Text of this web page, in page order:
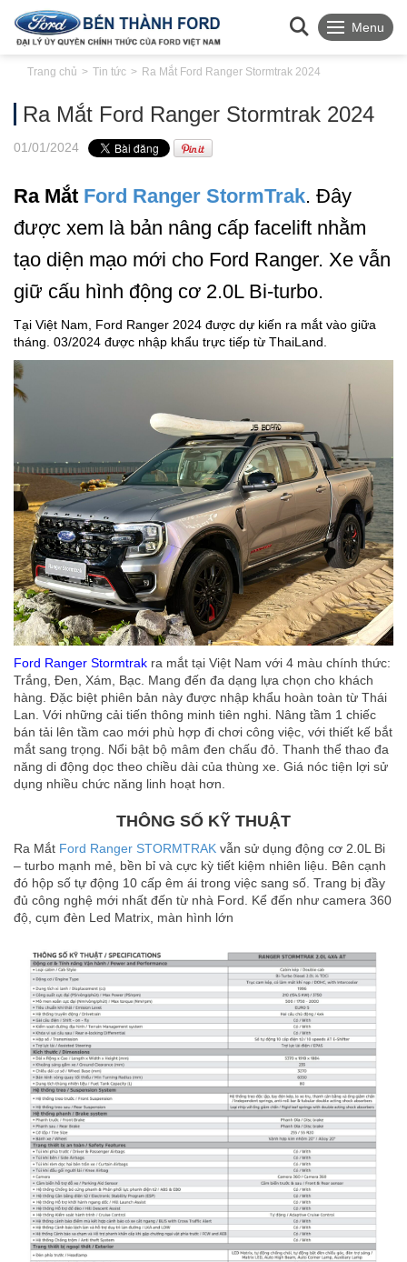
Menu
Trang chủ Tin tức Ra Mắt Ford Ranger Stormtrak 2024
Ra Mắt Ford Ranger Stormtrak 2024
01/01/2024
Ra Mắt Ford Ranger StormTrak. Đây
được xem là bản nâng cấp facelift nhằm
tạo diện mạo mới cho Ford Ranger. Xe vẫn
giữ cấu hình động cơ 2.0L Bi-turbo.
Tại Việt Nam, Ford Ranger 2024 được dự kiến ra mắt vào giữa
tháng. 03/2024 được nhập khẩu trực tiếp từ ThaiLand.
Ford Ranger Stormtrak ra mắt tại Việt Nam với 4 màu chính thức:
Trắng, Đen, Xám, Bạc. Mang đến đa dạng lựa chọn cho khách
hàng. Đặc biệt phiên bản này được nhập khẩu hoàn toàn từ Thái
Lan. Với những cải tiến thông minh tiên nghi. Nâng tầm 1 chiếc
bán tải lên tầm cao mới phù hợp đi chơi công việc, với thiết kế bắt
mắt sang trọng. Nổi bật bộ mâm đen chấu đỏ. Thanh thể thao đa
năng di động dọc theo chiều dài của thùng xe. Giá nóc tiện lợi sử
dụng nhiều chức năng linh hoạt hơn.
THÔNG SỐ KỸ THUẬT
Ra Mắt Ford Ranger STORMTRAK vẫn sử dụng động cơ 2.0L Bi
– turbo mạnh mẻ, bền bỉ và cực kỳ tiết kiệm nhiên liệu. Bên cạnh
đó hộp số tự động 10 cấp êm ái trong việc sang số. Trang bị đầy
đủ công nghệ mới nhất đến từ nhà Ford. Kể đến như camera 360
độ, cụm đèn Led Matrix, màn hình lớn